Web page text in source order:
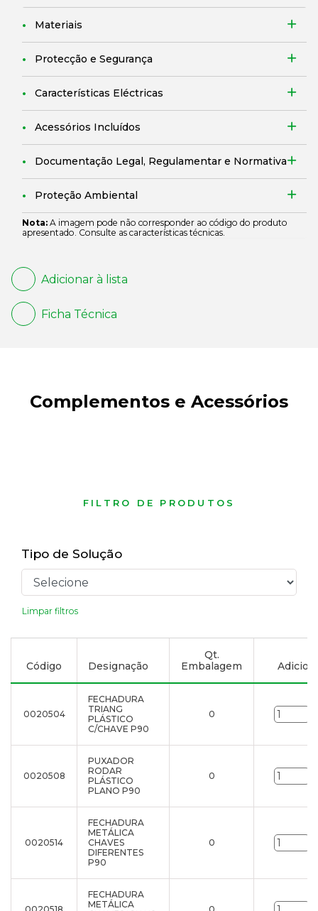
Materiais
Protecção e Segurança
Características Eléctricas
Acessórios Incluídos
Documentação Legal, Regulamentar e Normativa
Proteção Ambiental
Nota: A imagem pode não corresponder ao código do produto
apresentado. Consulte as características técnicas.
Adicionar à lista
Ficha Técnica
Complementos e Acessórios
FILTRO DE PRODUTOS
Tipo de Solução
Limpar filtros
Código Designação
Qt.
Embalagem
0020504
FECHADURA
TRIANG
PLÁSTICO
C/CHAVE P90
0
0020508
PUXADOR
RODAR
PLÁSTICO
PLANO P90
0
0020514
FECHADURA
METÁLICA
CHAVES
DIFERENTES
P90
0
FECHADURA
METÁLICA